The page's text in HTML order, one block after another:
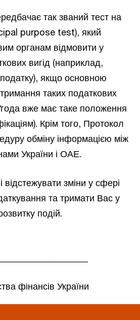
так званий тест на
purpose test), який
органам відмовити у
вигід (наприклад,
якщо основною
таких податкових
вже має таке положення
Крім того, Протокол
обміну інформацією між
України і ОАЕ.
зміни у сфері
та тримати Вас у
подій.
фінансів України